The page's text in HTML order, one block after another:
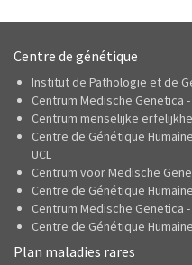
Centre de génétique
Institut de Pathologie et de
Centrum Medische Genetica
Centrum menselijke
Centre de Génétique
UCL
Centrum voor Medische
Centre de Génétique
Centrum Medische Genetica
Centre de Génétique
Plan maladies rares